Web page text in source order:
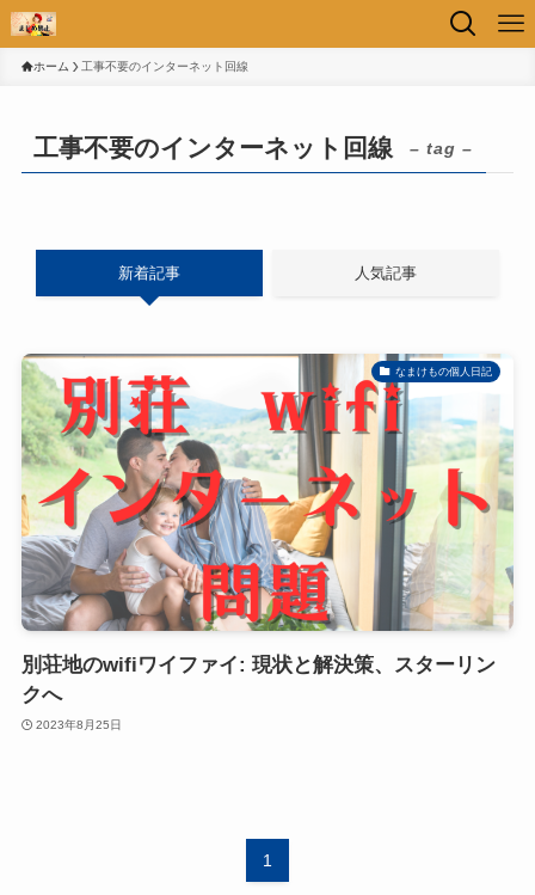
ホーム 工事不要のインターネット回線
工事不要のインターネット回線 – tag –
新着記事 人気記事
なまけもの個人日記
別荘地のwifiワイファイ: 現状と解決策、スターリン
クへ
2023年8月25日
1